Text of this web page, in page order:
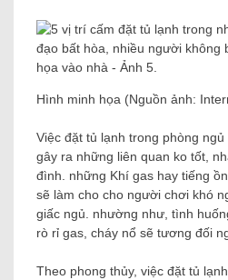
Hình minh họa (Nguồn ảnh:
Việc đặt tủ lạnh trong phòng
gây ra những liên quan ko tốt,
đình. những Khí gas hay tiếng
sẽ làm cho cho người chơi khó
giấc ngủ. nhường như, tình
rò rỉ gas, cháy nổ sẽ tương đối
Theo phong thủy, việc đặt tủ